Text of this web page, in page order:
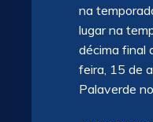
na
lugar na
décima final
feira, 15 de
Palaverde